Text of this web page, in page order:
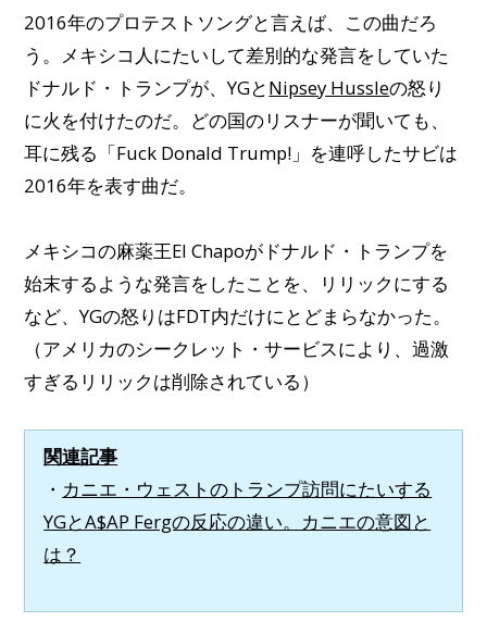
2016年のプロテストソングと言えば、この曲だろ
う。メキシコ人にたいして差別的な発言をしていた
ドナルド・トランプが、YGとNipsey Hussleの怒り
に火を付けたのだ。どの国のリスナーが聞いても、
耳に残る「Fuck Donald Trump!」を連呼したサビは
2016年を表す曲だ。
メキシコの麻薬王El Chapoがドナルド・トランプを
始末するような発言をしたことを、リリックにする
など、YGの怒りはFDT内だけにとどまらなかった。
（アメリカのシークレット・サービスにより、過激
すぎるリリックは削除されている）
関連記事
・ カニエ・ウェストのトランプ訪問にたいする
YGとA$AP Fergの反応の違い。カニエの意図と
は？